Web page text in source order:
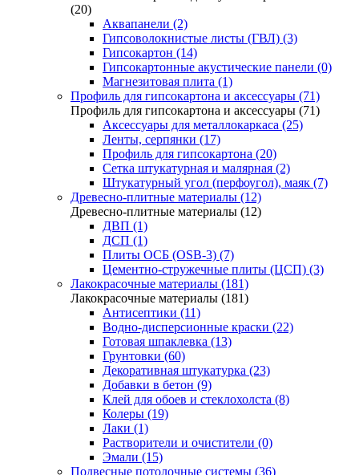
(20)
Аквапанели (2)
Гипсоволокнистые листы (ГВЛ) (3)
Гипсокартон (14)
Гипсокартонные акустические панели (0)
Магнезитовая плита (1)
Профиль для гипсокартона и аксессуары (71)
Профиль для гипсокартона и аксессуары (71)
Аксессуары для металлокаркаса (25)
Ленты, серпянки (17)
Профиль для гипсокартона (20)
Сетка штукатурная и малярная (2)
Штукатурный угол (перфоугол), маяк (7)
Древесно-плитные материалы (12)
Древесно-плитные материалы (12)
ДВП (1)
ДСП (1)
Плиты ОСБ (OSB-3) (7)
Цементно-стружечные плиты (ЦСП) (3)
Лакокрасочные материалы (181)
Лакокрасочные материалы (181)
Антисептики (11)
Водно-дисперсионные краски (22)
Готовая шпаклевка (13)
Грунтовки (60)
Декоративная штукатурка (23)
Добавки в бетон (9)
Клей для обоев и стеклохолста (8)
Колеры (19)
Лаки (1)
Растворители и очистители (0)
Эмали (15)
Подвесные потолочные системы (36)